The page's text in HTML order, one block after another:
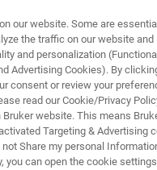
PRODUCTOS Y
our website. Some are
the traffic on our website
and personalization
Advertising Cookies). By
consent or review your
read our Cookie/Privacy
website. This means
Targeting & Advertising
Share my personal
you can open the cookie